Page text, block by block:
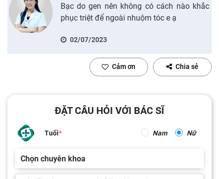
Bạc do gen nên không có cách nào khắc
phục triệt để ngoài nhuộm tóc e ạ
02/07/2023
Cảm ơn Chia sẻ
ĐẶT CÂU HỎI VỚI BÁC SĨ
Tuổi Nam Nữ
Chọn chuyên khoa